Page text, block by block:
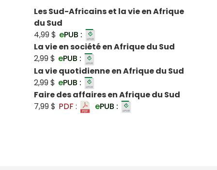
Les Sud-Africains et la vie en Afrique
du Sud
4,99 $ ePUB :
La vie en société en Afrique du Sud
2,99 $ ePUB :
La vie quotidienne en Afrique du Sud
2,99 $ ePUB :
Faire des affaires en Afrique du Sud
7,99 $ PDF : ePUB :